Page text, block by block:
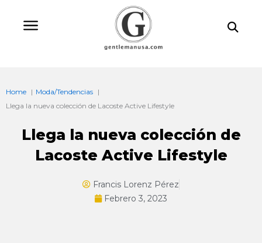
Home
Moda/Tendencias
Llega la nueva colección de Lacoste Active Lifestyle
Llega la nueva colección de
Lacoste Active Lifestyle
Francis Lorenz Pérez
Febrero 3, 2023